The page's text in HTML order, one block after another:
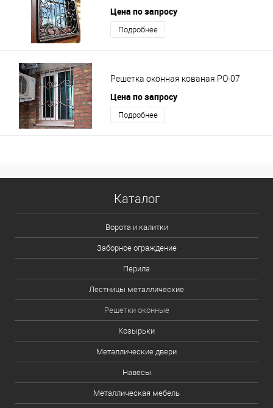
Цена по запросу
Подробнее
Решетка оконная кованая РО-07
Цена по запросу
Подробнее
Каталог
Ворота и калитки
Заборное ограждение
Перила
Лестницы металлические
Решетки оконные
Козырьки
Металлические двери
Навесы
Металлическая мебель